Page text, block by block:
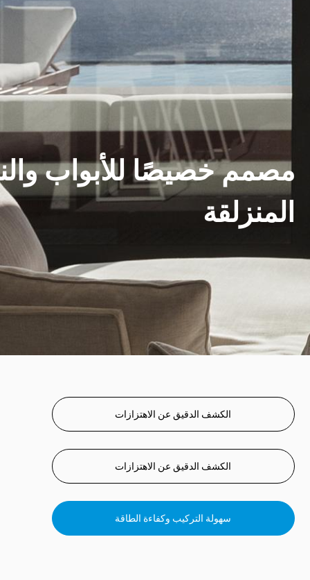
مصمم خصيصًا للأبواب
المنزلقة
الكشف الدقيق عن الاهتزازات
الكشف الدقيق عن الاهتزازات
سهولة التركيب وكفاءة الطاقة